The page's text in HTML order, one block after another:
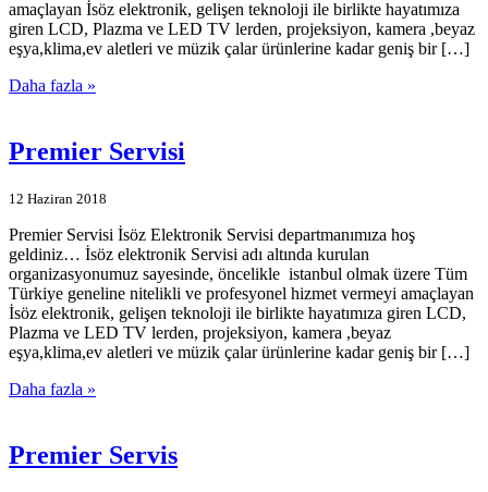
amaçlayan İsöz elektronik, gelişen teknoloji ile birlikte hayatımıza
giren LCD, Plazma ve LED TV lerden, projeksiyon, kamera ,beyaz
eşya,klima,ev aletleri ve müzik çalar ürünlerine kadar geniş bir […]
Daha fazla »
Premier Servisi
12 Haziran 2018
Premier Servisi İsöz Elektronik Servisi departmanımıza hoş
geldiniz… İsöz elektronik Servisi adı altında kurulan
organizasyonumuz sayesinde, öncelikle istanbul olmak üzere Tüm
Türkiye geneline nitelikli ve profesyonel hizmet vermeyi amaçlayan
İsöz elektronik, gelişen teknoloji ile birlikte hayatımıza giren LCD,
Plazma ve LED TV lerden, projeksiyon, kamera ,beyaz
eşya,klima,ev aletleri ve müzik çalar ürünlerine kadar geniş bir […]
Daha fazla »
Premier Servis